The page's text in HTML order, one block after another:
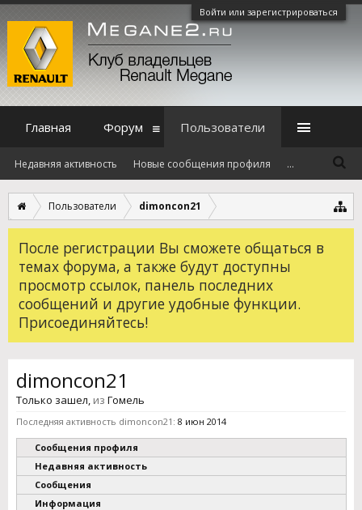
Войти или зарегистрироваться
Пользователи dimoncon21
После регистрации Вы сможете общаться в
темах форума, а также будут доступны
просмотр ссылок, панель последних
сообщений и другие удобные функции.
Присоединяйтесь!
dimoncon21
Только зашел, из Гомель
Последняя активность dimoncon21: 8 июн 2014
Сообщения профиля
Недавняя активность
Сообщения
Информация
Главная Форум Пользователи
Недавняя активность Новые сообщения профиля ...